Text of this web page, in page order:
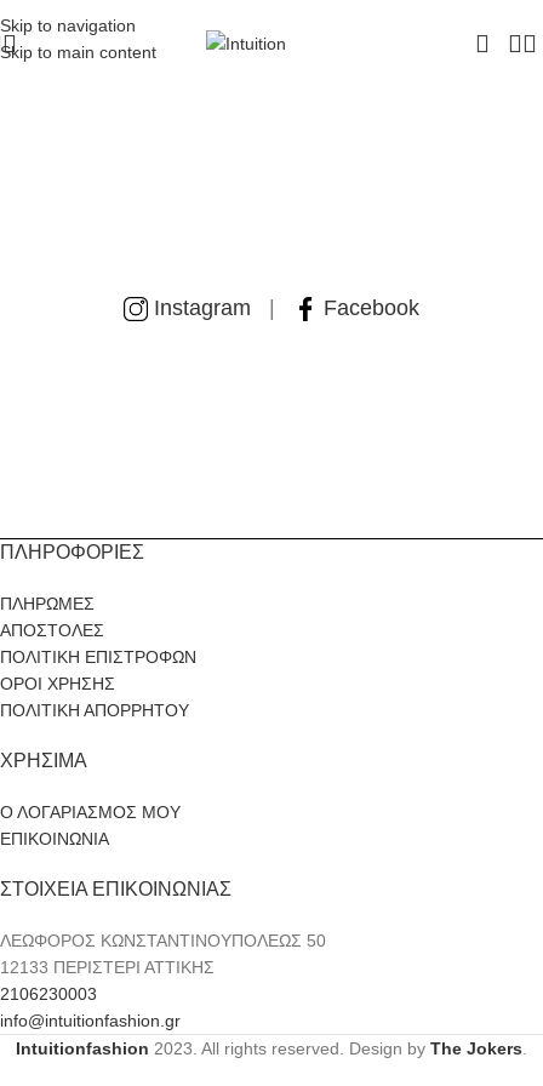
Skip to navigation
Skip to main content
SUMMER DRESSES
Instagram Facebook
ΠΛΗΡΟΦΟΡΙΕΣ
ΠΛΗΡΩΜΕΣ
ΑΠΟΣΤΟΛΕΣ
ΠΟΛΙΤΙΚΗ ΕΠΙΣΤΡΟΦΩΝ
ΟΡΟΙ ΧΡΗΣΗΣ
ΠΟΛΙΤΙΚΗ ΑΠΟΡΡΗΤΟΥ
ΧΡΗΣΙΜΑ
Ο ΛΟΓΑΡΙΑΣΜΟΣ ΜΟΥ
ΕΠΙΚΟΙΝΩΝΙΑ
ΣΤΟΙΧΕΙΑ ΕΠΙΚΟΙΝΩΝΙΑΣ
ΛΕΩΦΟΡΟΣ ΚΩΝΣΤΑΝΤΙΝΟΥΠΟΛΕΩΣ 50
12133 ΠΕΡΙΣΤΕΡΙ ΑΤΤΙΚΗΣ
2106230003
info@intuitionfashion.gr
Intuitionfashion 2023. All rights reserved. Design by The Jokers